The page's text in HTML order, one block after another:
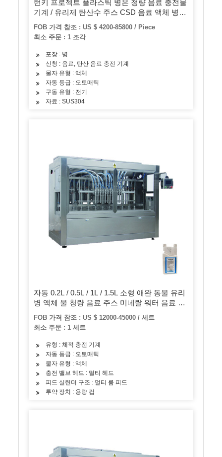
턴키 프로젝트 플라스틱 병은 청량 음료 충전물
기계 / 유리제 탄산수 주스 CSD 음료 액체 병에
넣는 생산 라인 식물 할 수 있습니다
FOB 가격 참조 : US $ 4200-85800 / Piece
최소 주문 : 1 조각
포장 : 병
신청 : 음료, 탄산 음료 충전 기계
물자 유형 : 액체
자동 등급 : 오토매틱
구동 유형 : 전기
자료 : SUS304
자동 0.2L / 0.5L / 1L / 1.5L 소형 애완 동물 유리
병 액체 물 청량 음료 주스 미네랄 워터 음료 필
링 캡핑 블로우 라벨링 보틀링 라인 / 기계
FOB 가격 참조 : US $ 12000-45000 / 세트
최소 주문 : 1 세트
유형 : 체적 충전 기계
자동 등급 : 오토매틱
물자 유형 : 액체
충전 밸브 헤드 : 멀티 헤드
피드 실린더 구조 : 멀티 룸 피드
투약 장치 : 용량 컵